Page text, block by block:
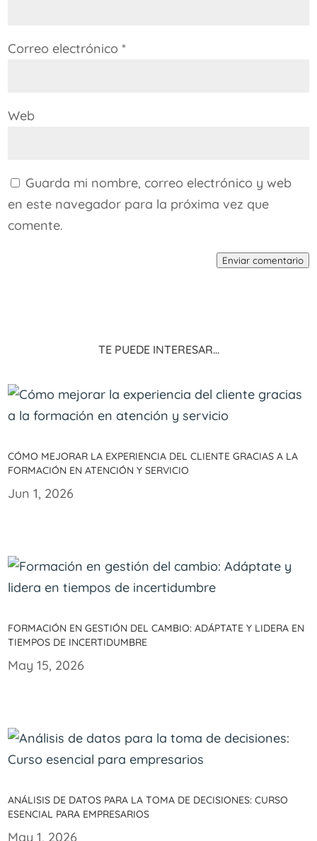
Correo electrónico*
Web
Guarda mi nombre, correo electrónico y web
en este navegador para la próxima vez que
comente.
Enviar comentario
Te puede interesar…
Cómo mejorar la experiencia del cliente gracias a la
formación en atención y servicio
Jun 1, 2026
Formación en gestión del cambio: Adáptate y lidera en
tiempos de incertidumbre
May 15, 2026
Análisis de datos para la toma de decisiones: Curso
esencial para empresarios
May 1, 2026